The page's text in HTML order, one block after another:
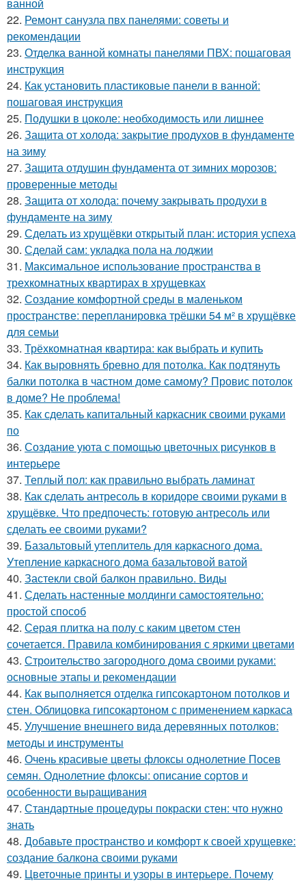
ванной
22. Ремонт санузла пвх панелями: советы и
рекомендации
23. Отделка ванной комнаты панелями ПВХ: пошаговая
инструкция
24. Как установить пластиковые панели в ванной:
пошаговая инструкция
25. Подушки в цоколе: необходимость или лишнее
26. Защита от холода: закрытие продухов в фундаменте
на зиму
27. Защита отдушин фундамента от зимних морозов:
проверенные методы
28. Защита от холода: почему закрывать продухи в
фундаменте на зиму
29. Сделать из хрущёвки открытый план: история успеха
30. Сделай сам: укладка пола на лоджии
31. Максимальное использование пространства в
трехкомнатных квартирах в хрущевках
32. Создание комфортной среды в маленьком
пространстве: перепланировка трёшки 54 м² в хрущёвке
для семьи
33. Трёхкомнатная квартира: как выбрать и купить
34. Как выровнять бревно для потолка. Как подтянуть
балки потолка в частном доме самому? Провис потолок
в доме? Не проблема!
35. Как сделать капитальный каркасник своими руками
по
36. Создание уюта с помощью цветочных рисунков в
интерьере
37. Теплый пол: как правильно выбрать ламинат
38. Как сделать антресоль в коридоре своими руками в
хрущёвке. Что предпочесть: готовую антресоль или
сделать ее своими руками?
39. Базальтовый утеплитель для каркасного дома.
Утепление каркасного дома базальтовой ватой
40. Застекли свой балкон правильно. Виды
41. Сделать настенные молдинги самостоятельно:
простой способ
42. Серая плитка на полу с каким цветом стен
сочетается. Правила комбинирования с яркими цветами
43. Строительство загородного дома своими руками:
основные этапы и рекомендации
44. Как выполняется отделка гипсокартоном потолков и
стен. Облицовка гипсокартоном с применением каркаса
45. Улучшение внешнего вида деревянных потолков:
методы и инструменты
46. Очень красивые цветы флоксы однолетние Посев
семян. Однолетние флоксы: описание сортов и
особенности выращивания
47. Стандартные процедуры покраски стен: что нужно
знать
48. Добавьте пространство и комфорт к своей хрущевке:
создание балкона своими руками
49. Цветочные принты и узоры в интерьере. Почему